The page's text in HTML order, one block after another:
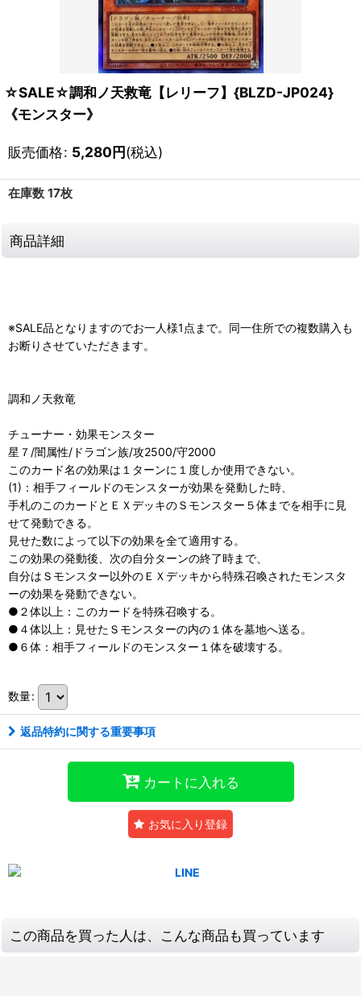
☆SALE☆調和ノ天救竜【レリーフ】{BLZD-JP024}
《モンスター》
販売価格: 5,280円(税込)
在庫数 17枚
商品詳細
※SALE品となりますのでお一人様1点まで。同一住所での複数購入も
お断りさせていただきます。
調和ノ天救竜
チューナー・効果モンスター
星７/闇属性/ドラゴン族/攻2500/守2000
このカード名の効果は１ターンに１度しか使用できない。
(1)：相手フィールドのモンスターが効果を発動した時、
手札のこのカードとＥＸデッキのＳモンスター５体までを相手に見
せて発動できる。
見せた数によって以下の効果を全て適用する。
この効果の発動後、次の自分ターンの終了時まで、
自分はＳモンスター以外のＥＸデッキから特殊召喚されたモンスタ
ーの効果を発動できない。
●２体以上：このカードを特殊召喚する。
●４体以上：見せたＳモンスターの内の１体を墓地へ送る。
●６体：相手フィールドのモンスター１体を破壊する。
数量:
返品特約に関する重要事項
カートに入れる
お気に入り登録
この商品を買った人は、こんな商品も買っています